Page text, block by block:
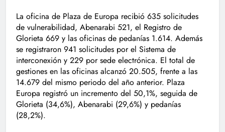
La oficina de Plaza de Europa recibió 635 solicitudes
de vulnerabilidad, Abenarabi 521, el Registro de
Glorieta 669 y las oficinas de pedanías 1.614. Además
se registraron 941 solicitudes por el Sistema de
interconexión y 229 por sede electrónica. El total de
gestiones en las oficinas alcanzó 20.505, frente a las
14.679 del mismo periodo del año anterior. Plaza
Europa registró un incremento del 50,1%, seguida de
Glorieta (34,6%), Abenarabi (29,6%) y pedanías
(28,2%).